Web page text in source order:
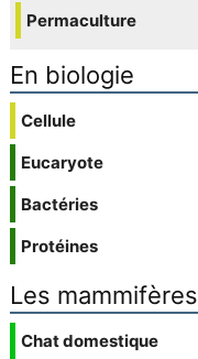
Permaculture
En biologie
Cellule
Eucaryote
Bactéries
Protéines
Les mammifères
Chat domestique